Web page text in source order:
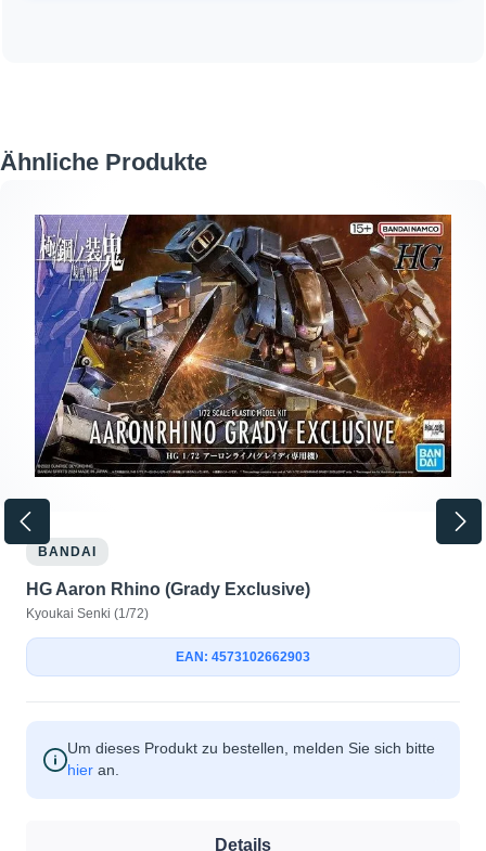
Produktgalerie überspringen
Ähnliche Produkte
BANDAI
HG Aaron Rhino (Grady Exclusive)
Kyoukai Senki (1/72)
EAN: 4573102662903
Um dieses Produkt zu bestellen, melden Sie sich bitte
hier an.
Details